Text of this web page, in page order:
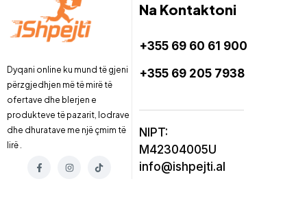
Dyqani online ku mund të gjeni
përzgjedhjen më të mirë të
ofertave dhe blerjen e
produkteve të pazarit, lodrave
dhe dhuratave me një çmim të
lirë .
Na Kontaktoni
+355 69 60 61 900
+355 69 205 7938
NIPT:
M42304005U
info@ishpejti.al